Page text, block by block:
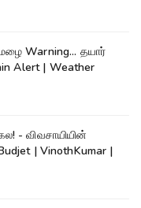
Warning... தயார்
Alert | Weather
- விவசாயியின்
| VinothKumar |